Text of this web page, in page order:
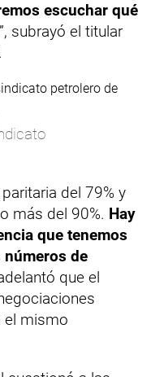
escuchar qué
”, subrayó el titular
del 79% y
más del 90%. Hay
que tenemos
de
que el
el mismo